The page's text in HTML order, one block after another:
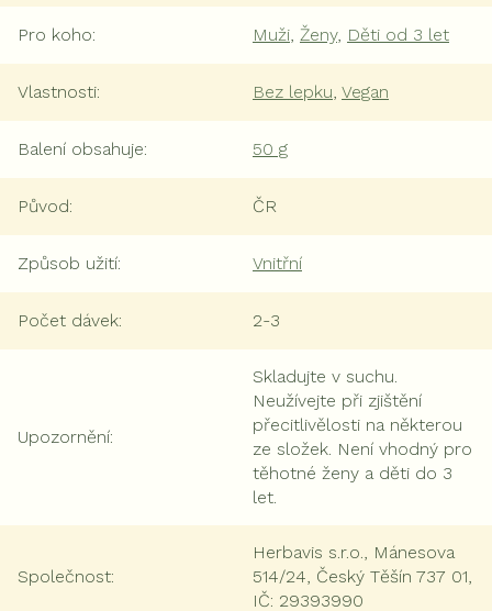
Pro koho: Muži, Ženy, Děti od 3 let
Vlastnosti: Bez lepku, Vegan
Balení obsahuje: 50 g
Původ: ČR
Způsob užití: Vnitřní
Počet dávek: 2-3
Upozornění:
Skladujte v suchu.
Neužívejte při zjištění
přecitlivělosti na některou
ze složek. Není vhodný pro
těhotné ženy a děti do 3
let.
Společnost:
Herbavis s.r.o., Mánesova
514/24, Český Těšín 737 01,
IČ: 29393990